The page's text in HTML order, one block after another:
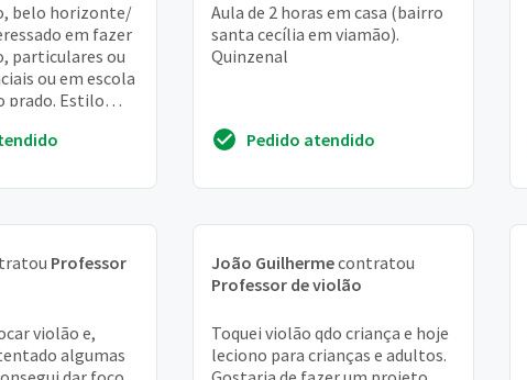
belo horizonte/
em fazer
particulares ou
ou em escola
prado. Estilo
Aula de 2 horas em casa (bairro
santa cecília em viamão).
Quinzenal
Pedido atendido
Professor
violão e,
algumas
João Guilhermecontratou
Professor de violão
Toquei violão qdo criança e hoje
leciono para crianças e adultos.